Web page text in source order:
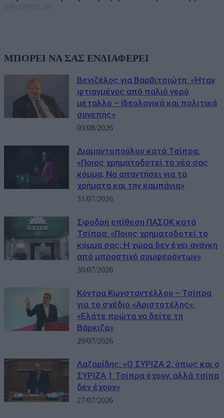
ΜΠΟΡΕΙ ΝΑ ΣΑΣ ΕΝΔΙΑΦΕΡΕΙ
Βενιζέλος για Βαρβιτσιώτη: «Ήταν
φτιαγμένος από παλιό γερό
μέταλλο – Ιδεολογικά και πολιτικά
συνεπής»
03/08/2026
Διαμαντοπούλου κατά Τσίπρα:
«Ποιος χρηματοδοτεί το νέο σας
κόμμα; Να απαντήσει για τα
χρήματα και την καμπάνια»
31/07/2026
Σφοδρή επίθεση ΠΑΣΟΚ κατά
Τσίπρα: «Ποιος χρηματοδοτεί το
κόμμα σας; Η χώρα δεν έχει ανάγκη
από μπροστινό συμφερόντων»
30/07/2026
Κόντρα Κωνσταντέλλου – Τσίπρα
για το σχέδιο «Αριστοτέλης»:
«Ελάτε πρώτα να δείτε τη
Βάρκιζα»
29/07/2026
Λαζαρίδης: «Ο ΣΥΡΙΖΑ 2, όπως και ο
ΣΥΡΙΖΑ 1 Τσίπρα έχουν, αλλά τσίπα
δεν έχουν»
27/07/2026